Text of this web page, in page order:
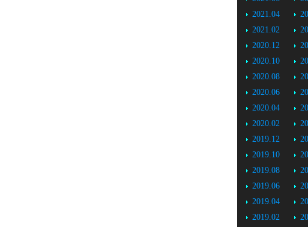
2021.04
2021.02
2020.12
2020.10
2020.08
2020.06
2020.04
2020.02
2019.12
2019.10
2019.08
2019.06
2019.04
2019.02